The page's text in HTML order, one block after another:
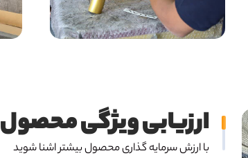
ارزیابی ویژگی محصول
با ارزش سرمایه گذاری محصول بیشتر اشنا شوید